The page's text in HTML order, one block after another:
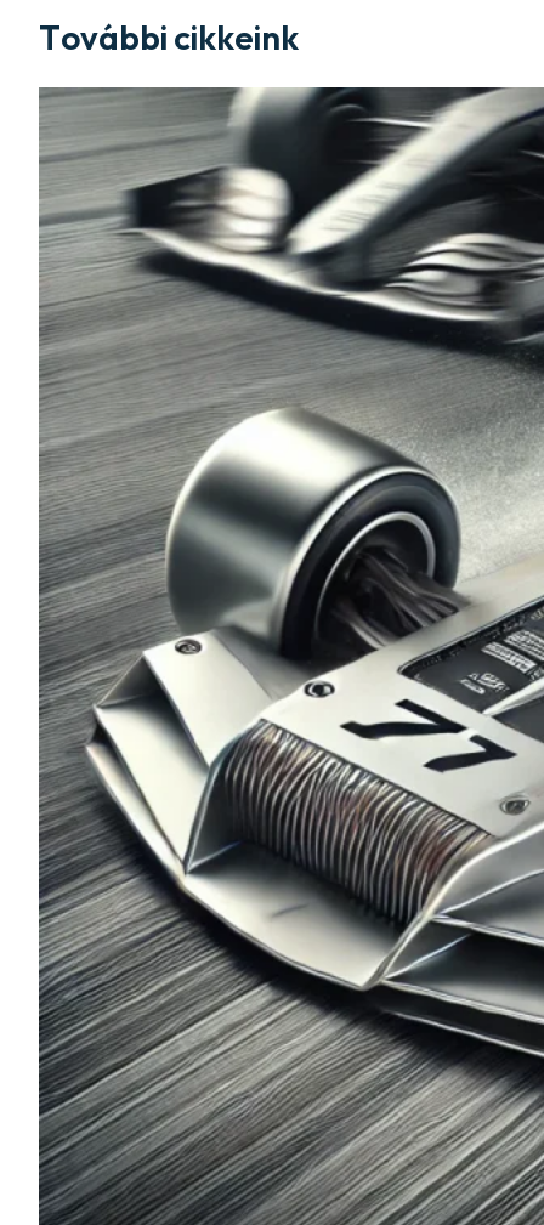
További cikkeink